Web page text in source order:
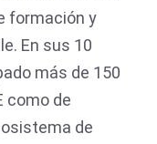
formación y
En sus 10
más de 150
como de
de